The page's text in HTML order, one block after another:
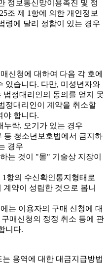
정보통신망이용촉진 및 정
조 제 1항에 의한 개인정보
령에 달리 정함이 있는 경우
신청에 대하여 다음 각 호에
있습니다. 다만, 미성년자와
정대리인의 동의를 얻지 못
정대리인이 계약을 취소할
야 합니다.
누락, 오기가 있는 경우
등 청소년보호법에서 금지하
경우
는 것이 "몰" 기술상 지장이
항의 수신확인통지형태로
약이 성립한 것으로 봅니
는 이용자의 구매 신청에 대
매신청의 정정 취소 등에 관
니다.
용역에 대한 대금지급방법